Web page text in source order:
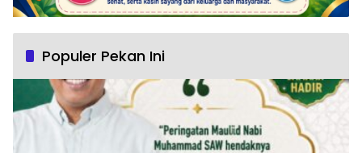
Populer Pekan Ini